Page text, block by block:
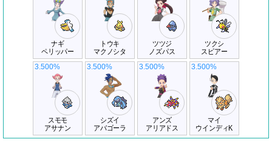
ナギ
ペリッパー
トウキ
マクノシタ
ツツジ
ノズパス
ツクシ
スピアー
スモモ
アサナン
3.500%
シズイ
アバゴーラ
3.500%
アンズ
アリアドス
3.500%
マイ
ウインディK
3.500%